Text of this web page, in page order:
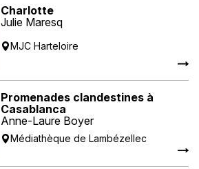
Charlotte
Julie Maresq
MJC Harteloire
Promenades clandestines à
Casablanca
Anne-Laure Boyer
Médiathèque de Lambézellec